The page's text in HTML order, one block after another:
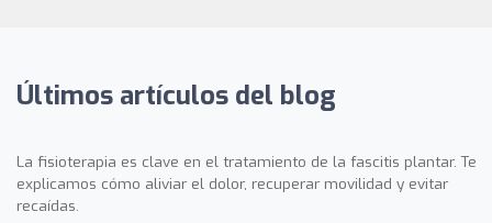
Últimos artículos del blog
La fisioterapia es clave en el tratamiento de la fascitis plantar. Te
explicamos cómo aliviar el dolor, recuperar movilidad y evitar
recaídas.